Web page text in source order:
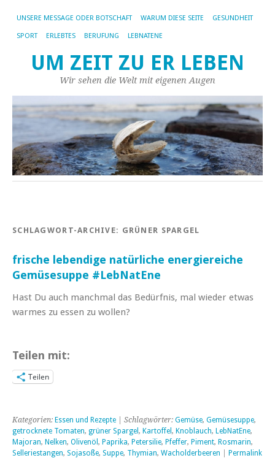
UNSERE MESSAGE ODER BOTSCHAFT WARUM DIESE SEITE GESUNDHEIT
SPORT ERLEBTES BERUFUNG LEBNATENE
UM ZEIT ZU ER LEBEN
Wir sehen die Welt mit eigenen Augen
SCHLAGWORT-ARCHIVE: GRÜNER SPARGEL
frische lebendige natürliche energiereiche
Gemüsesuppe #LebNatEne
Hast Du auch manchmal das Bedürfnis, mal wieder etwas
warmes zu essen zu wollen?
Teilen mit:
Teilen
Kategorien: Essen und Rezepte | Schlagwörter: Gemüse, Gemüsesuppe,
getrocknete Tomaten, grüner Spargel , Kartoffel , Knoblauch, LebNatEne,
Majoran, Nelken, Olivenöl , Paprika, Petersilie, Pfeffer, Piment, Rosmarin,
Selleriestangen, Sojasoße, Suppe, Thymian, Wacholderbeeren Permalink